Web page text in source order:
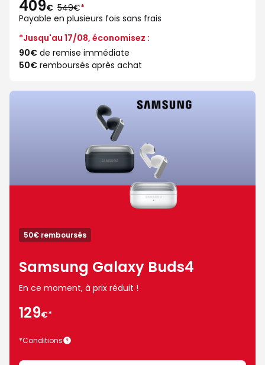
409€ au
lieu
de
549€*
Payable en plusieurs fois sans frais
*Jusqu'au 17/08, économisez :
90€ de remise immédiate
50€ remboursés après achat
50€ remboursés
Samsung Galaxy Buds4
En ce moment, à prix réduit !
129€*
*Conditions